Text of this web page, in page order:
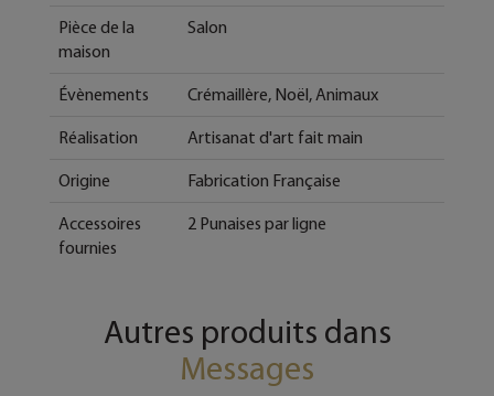
Pièce de la
maison
Salon
Évènements Crémaillère, Noël, Animaux
Réalisation Artisanat d'art fait main
Origine Fabrication Française
Accessoires
fournies
2 Punaises par ligne
Autres produits dans
Messages